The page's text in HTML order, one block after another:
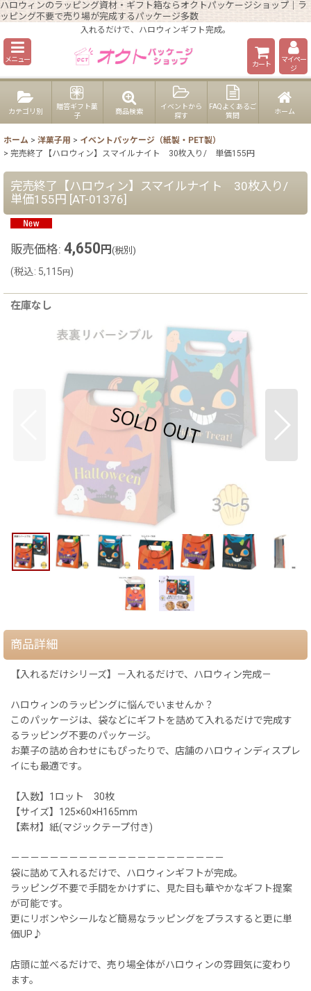
ハロウィンのラッピング資材・ギフト箱ならオクトパッケージショップ｜ラ
ッピング不要で売り場が完成するパッケージ多数
入れるだけで、ハロウィンギフト完成。
メニュー
カート
マイペー
ジ
カテゴリ別
贈答ギフト菓
子
商品検索
イベントから
探す
FAQよくあるご
質問
ホーム
ホーム > 洋菓子用 > イベントパッケージ（紙製・PET製）
> 完売終了【ハロウィン】スマイルナイト 30枚入り/ 単価155円
完売終了【ハロウィン】スマイルナイト 30枚入り/
単価155円 [AT-01376]
販売価格: 4,650 円 (税別)
(税込: 5,115円)
在庫なし
商品詳細
【入れるだけシリーズ】－入れるだけで、ハロウィン完成－
ハロウィンのラッピングに悩んでいませんか？
このパッケージは、袋などにギフトを詰めて入れるだけで完成す
るラッピング不要のパッケージ。
お菓子の詰め合わせにもぴったりで、店舗のハロウィンディスプレ
イにも最適です。
【入数】1ロット 30枚
【サイズ】125×60×H165mm
【素材】紙(マジックテープ付き)
－－－－－－－－－－－－－－－－－－－－－－
袋に詰めて入れるだけで、ハロウィンギフトが完成。
ラッピング不要で手間をかけずに、見た目も華やかなギフト提案
が可能です。
更にリボンやシールなど簡易なラッピングをプラスすると更に単
価UP♪
店頭に並べるだけで、売り場全体がハロウィンの雰囲気に変わり
ます。